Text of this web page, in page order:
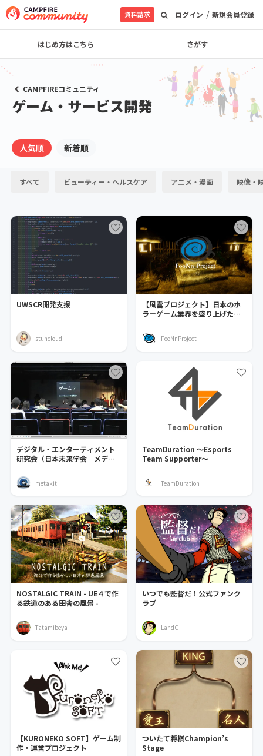
ログイン / 新規会員登録
資料請求
はじめ方はこちら さがす
CAMPFIREコミュニティ
ゲーム・サービス開発
人気順 新着順
すべて ビューティー・ヘルスケア アニメ・漫画 映像・
UWSCR開発支援
stuncloud
【風雲プロジェクト】日本のホ
ラーゲーム業界を盛り上げたい
FooNnProject
デジタル・エンターティメント
研究会（日本未来学会 メディ
metakit
TeamDuration ～Esports
Team Supporter～
TeamDuration
NOSTALGIC TRAIN - UE４で作
る鉄道のある田舎の風景 -
Tatamibeya
いつでも監督だ！公式ファンク
ラブ
LandC
【KURONEKO SOFT】ゲーム制
作・運営プロジェクト
ついたて将棋Champion’s
Stage